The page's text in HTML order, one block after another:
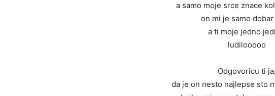
a samo moje srce znace
on mi je samo
a ti moje jedno
ludilooooo
Odgovoricu ti ja,
da je on nesto najlepse sto